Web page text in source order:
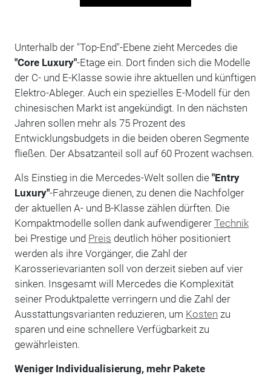
Unterhalb der "Top-End"-Ebene zieht Mercedes die
"Core Luxury"-Etage ein. Dort finden sich die Modelle
der C- und E-Klasse sowie ihre aktuellen und künftigen
Elektro-Ableger. Auch ein spezielles E-Modell für den
chinesischen Markt ist angekündigt. In den nächsten
Jahren sollen mehr als 75 Prozent des
Entwicklungsbudgets in die beiden oberen Segmente
fließen. Der Absatzanteil soll auf 60 Prozent wachsen.
Als Einstieg in die Mercedes-Welt sollen die "Entry
Luxury"-Fahrzeuge dienen, zu denen die Nachfolger
der aktuellen A- und B-Klasse zählen dürften. Die
Kompaktmodelle sollen dank aufwendigerer Technik
bei Prestige und Preis deutlich höher positioniert
werden als ihre Vorgänger, die Zahl der
Karosserievarianten soll von derzeit sieben auf vier
sinken. Insgesamt will Mercedes die Komplexität
seiner Produktpalette verringern und die Zahl der
Ausstattungsvarianten reduzieren, um Kosten zu
sparen und eine schnellere Verfügbarkeit zu
gewährleisten.
Weniger Individualisierung, mehr Pakete